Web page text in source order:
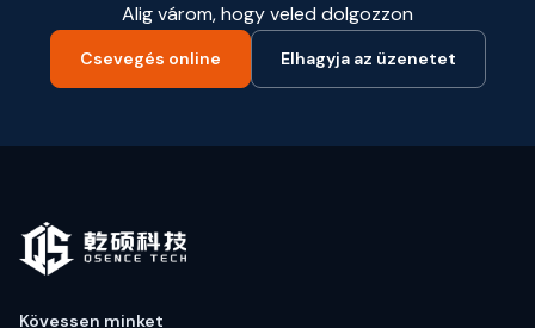
Alig várom, hogy veled dolgozzon
Csevegés online Elhagyja az üzenetet
Kövessen minket